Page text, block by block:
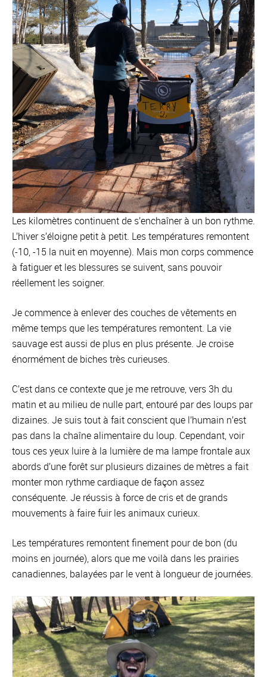
Les kilomètres continuent de s’enchaîner à un bon rythme.
L’hiver s’éloigne petit à petit. Les températures remontent
(-10, -15 la nuit en moyenne). Mais mon corps commence
à fatiguer et les blessures se suivent, sans pouvoir
réellement les soigner.
Je commence à enlever des couches de vêtements en
même temps que les températures remontent. La vie
sauvage est aussi de plus en plus présente. Je croise
énormément de biches très curieuses.
C’est dans ce contexte que je me retrouve, vers 3h du
matin et au milieu de nulle part, entouré par des loups par
dizaines. Je suis tout à fait conscient que l’humain n’est
pas dans la chaîne alimentaire du loup. Cependant, voir
tous ces yeux luire à la lumière de ma lampe frontale aux
abords d’une forêt sur plusieurs dizaines de mètres a fait
monter mon rythme cardiaque de façon assez
conséquente. Je réussis à force de cris et de grands
mouvements à faire fuir les animaux curieux.
Les températures remontent finement pour de bon (du
moins en journée), alors que me voilà dans les prairies
canadiennes, balayées par le vent à longueur de journées.